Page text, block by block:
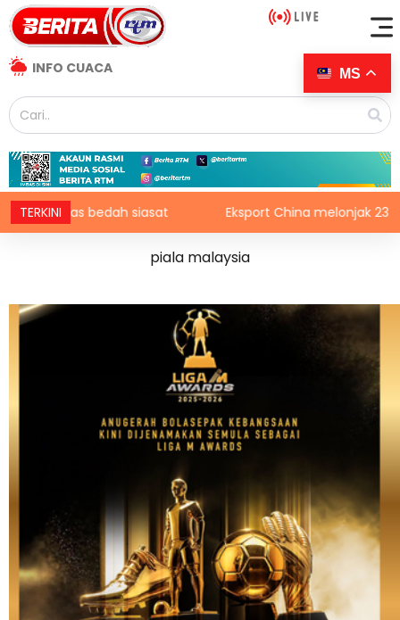
INFO CUACA
TERKINI Eksport China melonjak 23.9 peratus, dipacu
piala malaysia
MS